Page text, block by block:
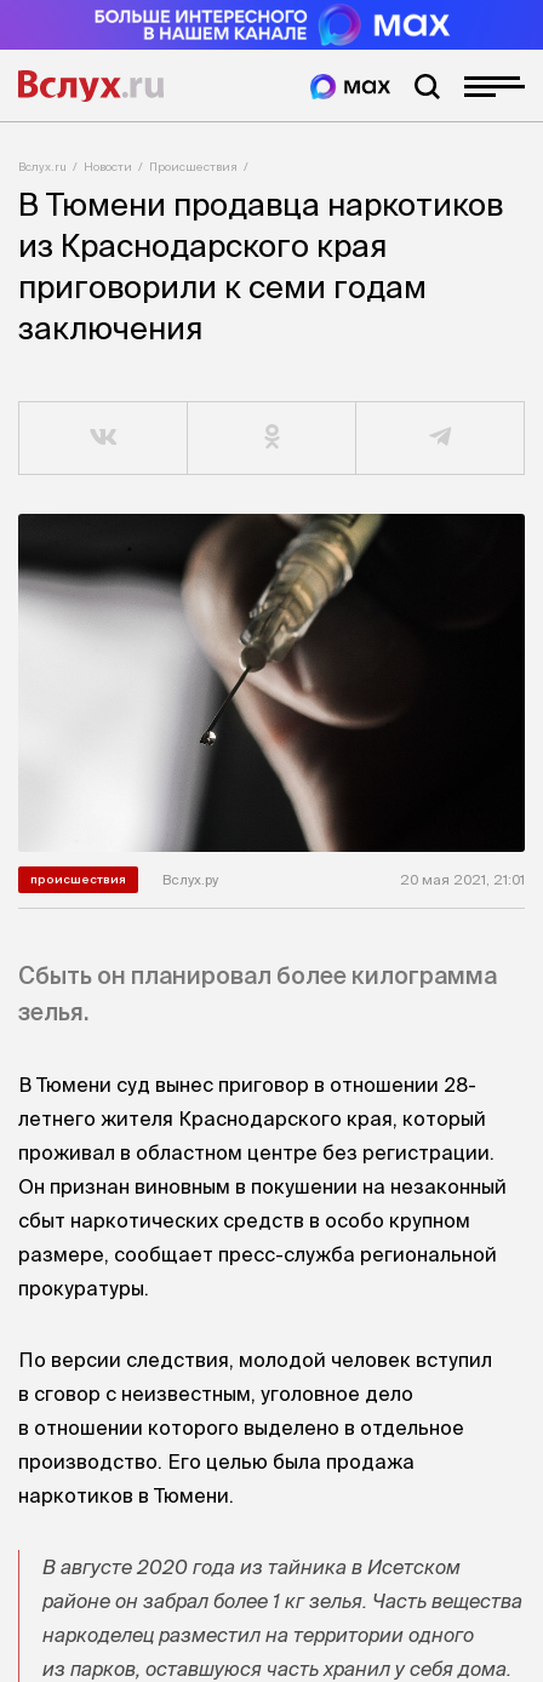
Вслух.ru Новости Происшествия
В Тюмени продавца наркотиков
из Краснодарского края
приговорили к семи годам
заключения
происшествия Вслух.ру 20 мая 2021, 21:01
Сбыть он планировал более килограмма
зелья.
В Тюмени суд вынес приговор в отношении 28-
летнего жителя Краснодарского края, который
проживал в областном центре без регистрации.
Он признан виновным в покушении на незаконный
сбыт наркотических средств в особо крупном
размере, сообщает пресс-служба региональной
прокуратуры.
По версии следствия, молодой человек вступил
в сговор с неизвестным, уголовное дело
в отношении которого выделено в отдельное
производство. Его целью была продажа
наркотиков в Тюмени.
В августе 2020 года из тайника в Исетском
районе он забрал более 1 кг зелья. Часть вещества
наркоделец разместил на территории одного
из парков, оставшуюся часть хранил у себя дома.